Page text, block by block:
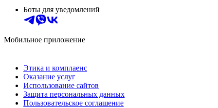
Боты для уведомлений
Мобильное приложение
Этика и комплаенс
Оказание услуг
Использование сайтов
Защита персональных данных
Пользовательское соглашение